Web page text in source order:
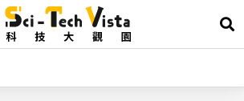
展